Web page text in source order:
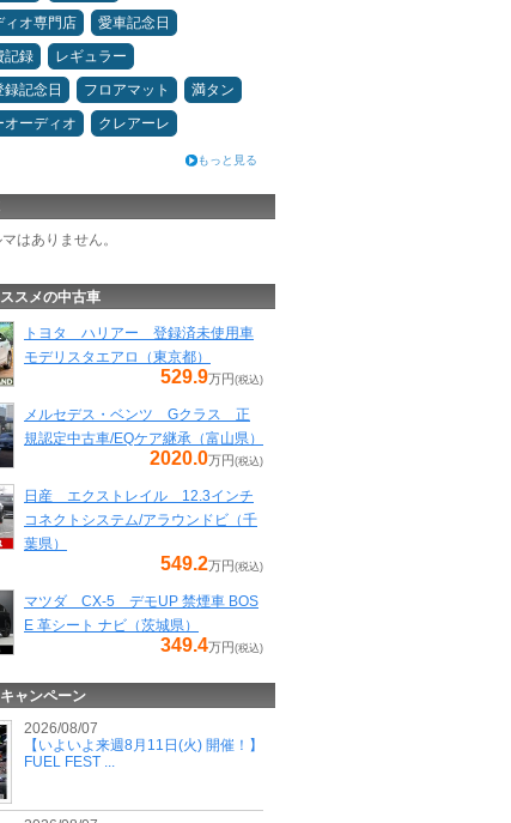
ィオ専門店
愛車記念日
記録
レギュラー
記念日
フロアマット
満タン
オーディオ
クレアーレ
もっと見る
はありません。
スメの中古車
トヨタ ハリアー 登録済未使用車
モデリスタエアロ（東京都）
529.9万円(税込)
メルセデス・ベンツ Gクラス 正
規認定中古車/EQケア継承（富山県）
2020.0万円(税込)
日産 エクストレイル 12.3インチ
コネクトシステム/アラウンドビ（千
葉県）
549.2万円(税込)
マツダ CX-5 デモUP 禁煙車 BOS
E 革シート ナビ（茨城県）
349.4万円(税込)
ャンペーン
2026/08/07
【いよいよ来週8月11日(火) 開催！】
FUEL FEST ...